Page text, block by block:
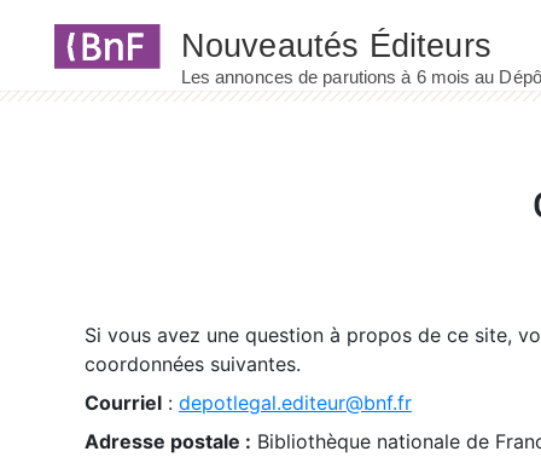
Si vous avez une question à propos de ce site,
coordonnées suivantes.
Courriel : depotlegal.editeur@bnf.fr
Adresse postale : Bibliothèque nationale de